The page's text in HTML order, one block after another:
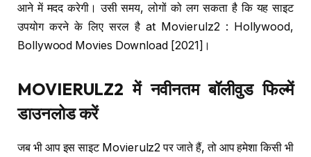
आने में मदद करेगी। उसी समय, लोगों को लग सकता है कि यह साइट
उपयोग करने के लिए सरल है at Movierulz2 : Hollywood,
Bollywood Movies Download [2021]।
MOVIERULZ2में नवीनतम बॉलीवुड फिल्में
डाउनलोड करें
जब भी आप इस साइट Movierulz2 पर जाते हैं, तो आप हमेशा किसी भी